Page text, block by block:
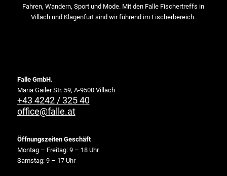
Fahren, Wandern, Sport und Mode. Mit den Falle Fischertreffs in
Villach und Klagenfurt sind wir führend im Fischerbereich.
Falle GmbH.
Maria Gailer Str. 59, A-9500 Villach
+43 4242 / 325 40
office@falle.at
Öffnungszeiten Geschäft
Montag – Freitag: 9 – 18 Uhr
Samstag: 9 – 17 Uhr